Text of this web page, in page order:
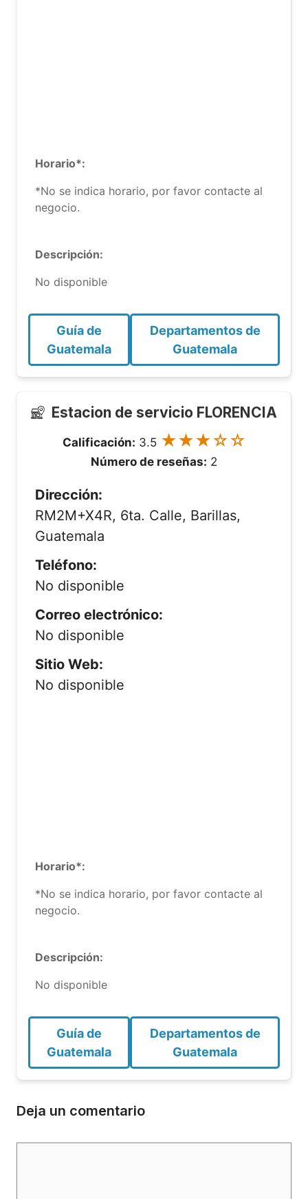
Horario*:
*No se indica horario, por favor contacte al
negocio.
Descripción:
No disponible
Guía de
Guatemala
Departamentos de
Guatemala
Estacion de servicio FLORENCIA
Calificación: 3.5 ★★★☆☆
Número de reseñas: 2
Dirección:
RM2M+X4R, 6ta. Calle, Barillas,
Guatemala
Teléfono:
No disponible
Correo electrónico:
No disponible
Sitio Web:
No disponible
Horario*:
*No se indica horario, por favor contacte al
negocio.
Descripción:
No disponible
Guía de
Guatemala
Departamentos de
Guatemala
Deja un comentario